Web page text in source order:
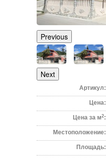
Previous
Next
Артикул:
Цена:
Цена за м2:
Местоположение:
Площадь: